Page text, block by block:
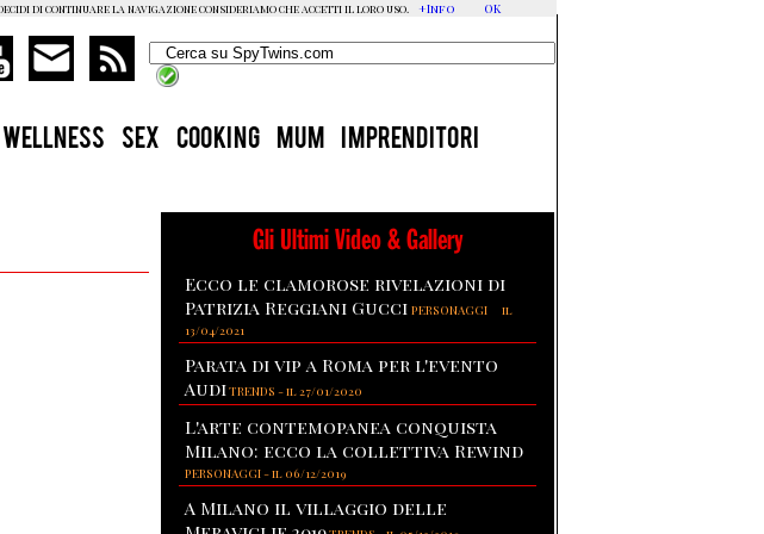
WELLNESS SEX COOKING MUM IMPRENDITORI
Gli Ultimi Video & Gallery
Ecco le clamorose rivelazioni di
Patrizia Reggiani Gucci PERSONAGGI
il
13/04/2021
Parata di vip a Roma per l'evento
AudiTRENDS -il 27/01/2020
L'arte contemopanea conquista
Milano: ecco la collettiva Rewind
PERSONAGGI-il 06/12/2019
A Milano il villaggio delle
di continuare la navigazione consideriamo che accetti il loro uso. +Info OK